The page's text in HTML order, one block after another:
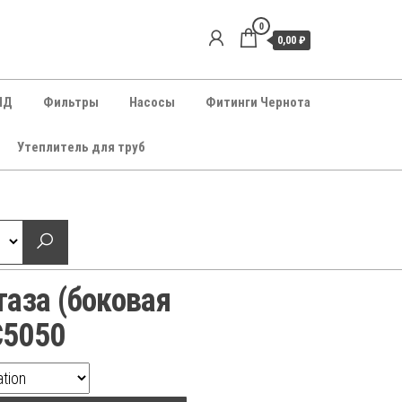
0
0,00 ₽
Фильтры Насосы Фитинги Чернота
Утеплитель для труб
(боковая